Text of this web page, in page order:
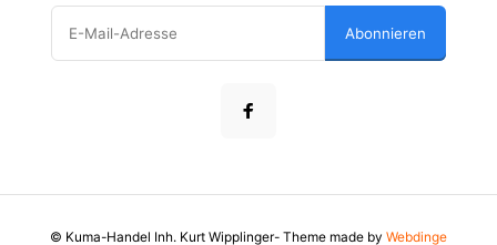
Abonnieren
© Kuma-Handel Inh. Kurt Wipplinger- Theme made by Webdinge